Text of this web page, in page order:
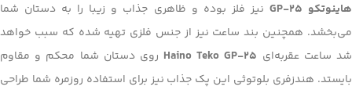
هاینوتکو GP-25
نیز فلز بوده و ظاهری جذاب و زیبا را به دستان شما
می‌بخشد. همچنین بند ساعت نیز از جنس فلزی تهیه شده که سبب خواهد
شد ساعت عقربه‌ای Haino Teko GP-25 روی دستان شما محکم و مقاوم
بایستد. هندزفری بلوتوثی این پک جذاب نیز برای استفاده روزمره شما طراحی